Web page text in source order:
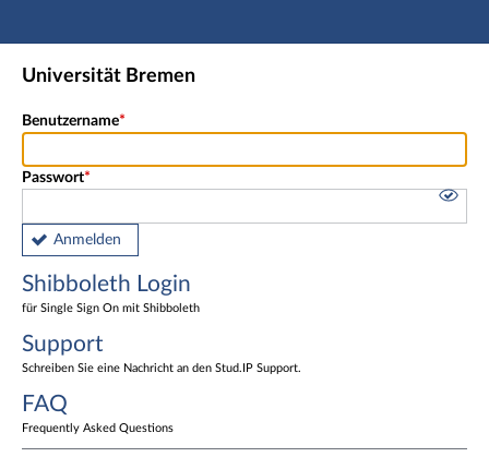
Hauptnavigation
Shibboleth Login
Universität Bremen
Benutzername
Passwort
Anmelden
Shibboleth Login
für Single Sign On mit Shibboleth
Support
Schreiben Sie eine Nachricht an den Stud.IP Support.
FAQ
Frequently Asked Questions